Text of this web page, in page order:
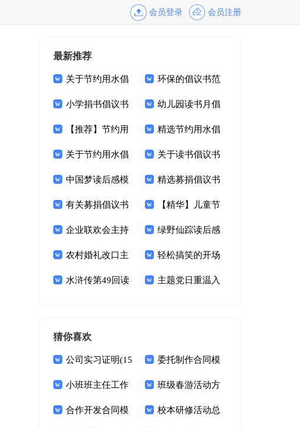
会员登录 会员注册
最新推荐
关于节约用水倡
议书集合九篇
环保的倡议书范
文集锦六篇
小学捐书倡议书
15篇
幼儿园读书月倡
议书3篇
【推荐】节约用
水倡议书九篇
精选节约用水倡
议书4篇
关于节约用水倡
议书模板七篇
关于读书倡议书
范文集合六篇
中国梦读后感模
板
精选募捐倡议书
模板锦集六篇
有关募捐倡议书
模板汇编九篇
【精华】儿童节
晚会主持词3篇
企业联欢会主持
词合集九篇
绿野仙踪读后感
15篇
农村婚礼改口主
持词
轻松搞笑的开场
白
水浒传第49回读 主题党日重温入
猜你喜欢
公司实习证明(15
篇)
委托制作合同模
板汇总7篇
小班班主任工作
总结
班级春游活动方
案
合作开发合同模 校本研修活动总